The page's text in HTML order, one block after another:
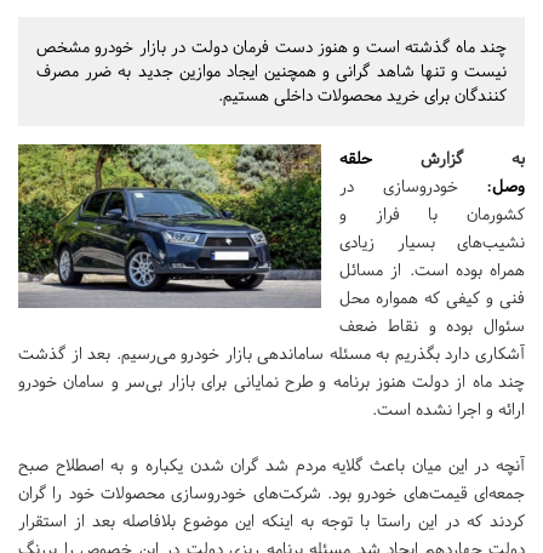
چند ماه گذشته است و هنوز دست فرمان دولت در بازار خودرو مشخص
نیست و تنها شاهد گرانی و همچنین ایجاد موازین جدید به ضرر مصرف
کنندگان برای خرید محصولات داخلی هستیم.
به گزارش حلقه
وصل: خودروسازی در
کشورمان با فراز و
نشیب‌های بسیار زیادی
همراه بوده است.‌ از مسائل
فنی و کیفی که همواره محل
سئوال بوده و نقاط ضعف
آشکاری دارد بگذریم به مسئله ساماندهی بازار خودرو می‌رسیم. بعد از گذشت
چند ماه از دولت هنوز برنامه و طرح نمایانی برای بازار بی‌سر و سامان خودرو
ارائه و اجرا نشده است.
آنچه در این میان باعث گلایه مردم شد گران شدن یکباره و به اصطلاح صبح
جمعه‌ای قیمت‌های خودرو بود. شرکت‌های خودروسازی محصولات خود را گران
کردند که در این راستا با توجه به اینکه این موضوع بلافاصله بعد از استقرار